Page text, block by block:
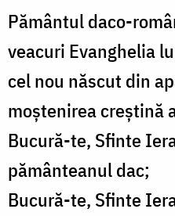
Pământul daco-
veacuri Evanghelia
cel nou născut din
moştenirea creştină
Bucură-te, Sfinte
pământeanul dac;
Bucură-te, Sfinte